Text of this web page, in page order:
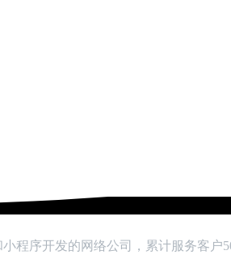
程序开发的网络公司，累计服务客户